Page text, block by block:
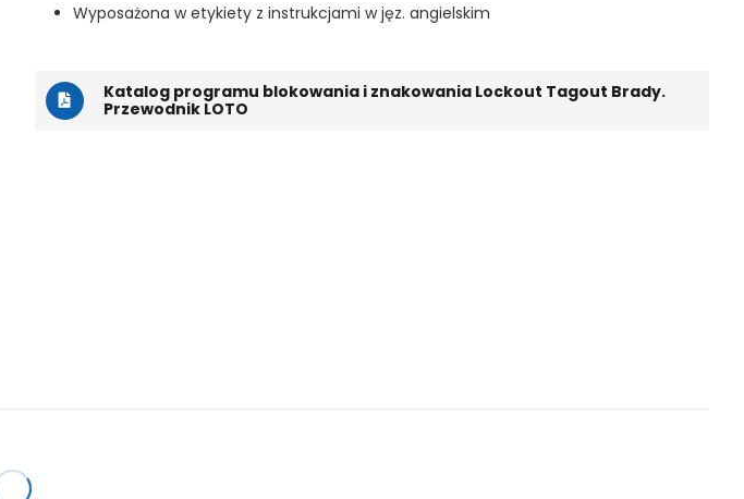
Wyposażona w etykiety z instrukcjami w jęz. angielskim
Katalog programu blokowania i znakowania Lockout Tagout Brady.
Przewodnik LOTO